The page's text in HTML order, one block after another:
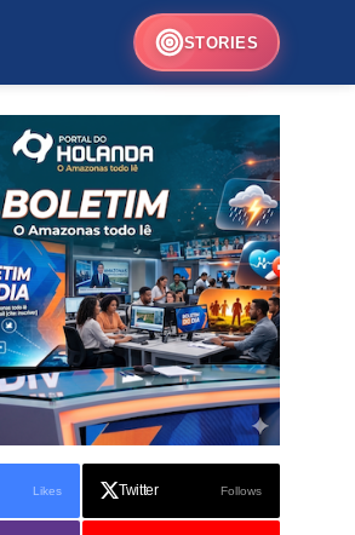
STORIES
Likes Twitter Follows